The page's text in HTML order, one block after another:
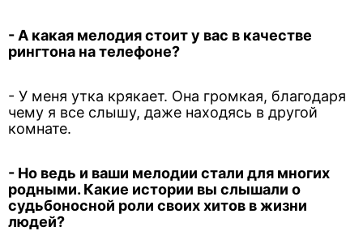
- А какая мелодия стоит у вас в качестве
рингтона на телефоне?
- У меня утка крякает. Она громкая, благодаря
чему я все слышу, даже находясь в другой
комнате.
- Но ведь и ваши мелодии стали для многих
родными. Какие истории вы слышали о
судьбоносной роли своих хитов в жизни
людей?